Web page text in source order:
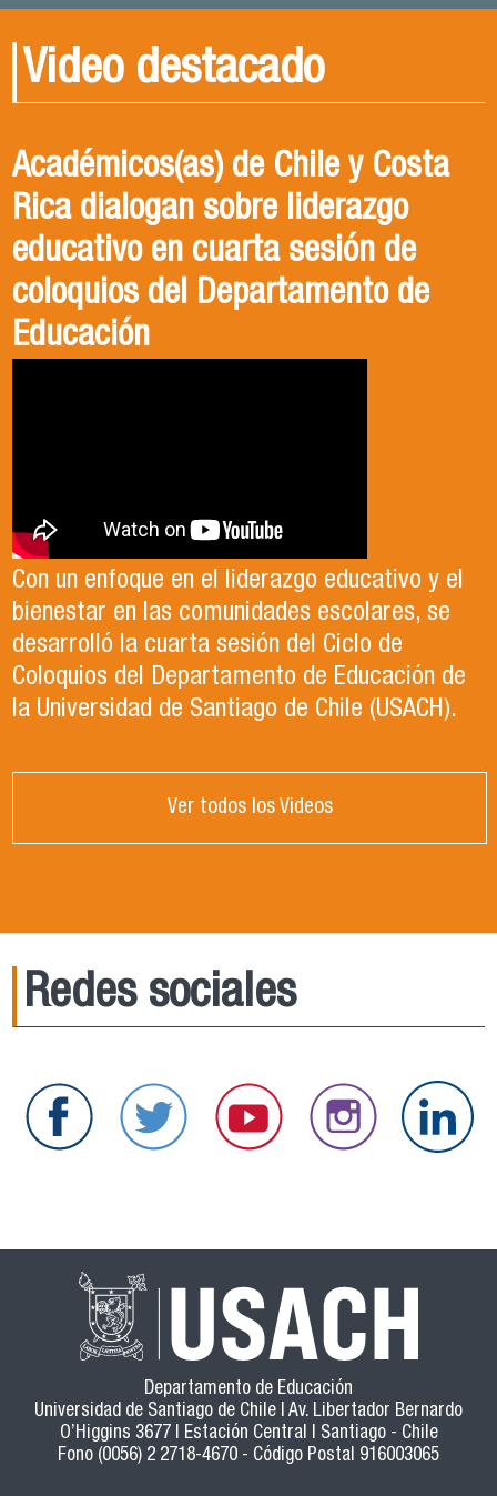
Video destacado
Académicos(as) de Chile y Costa
Rica dialogan sobre liderazgo
educativo en cuarta sesión de
coloquios del Departamento de
Educación
Con un enfoque en el liderazgo educativo y el
bienestar en las comunidades escolares, se
desarrolló la cuarta sesión del Ciclo de
Coloquios del Departamento de Educación de
la Universidad de Santiago de Chile (USACH).
Ver todos los Videos
Redes sociales
Departamento de Educación
Universidad de Santiago de Chile | Av. Libertador Bernardo
O’Higgins 3677 | Estación Central | Santiago - Chile
Fono (0056) 2 2718-4670 - Código Postal 916003065